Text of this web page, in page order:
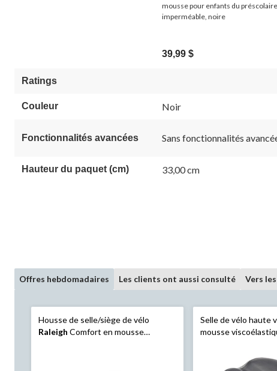
mousse pour enfants du préscolaire,
imperméable, noire
39,99 $
Ratings
Couleur Noir
Fonctionnalités avancées Sans fonctionnalités
Hauteur du paquet (cm) 33,00 cm
Offres hebdomadaires Les clients ont aussi consulté Vers
Housse de selle/siège de vélo
Raleigh Comfort en mousse
Selle de vélo haute
mousse